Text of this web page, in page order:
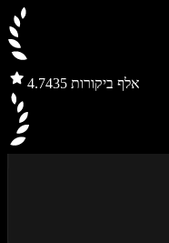
4.7 435 אלף ביקורות